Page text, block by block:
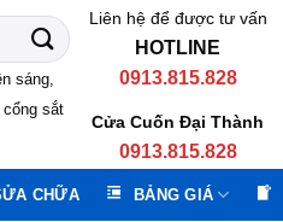
sáng,
sắt
Liên hệ để được tư vấn
HOTLINE
0913.815.828
Cửa Cuốn Đại Thành
0913.815.828
CHỮA BẢNG GIÁ